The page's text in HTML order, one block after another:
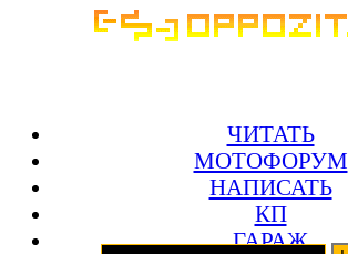
ЧИТАТЬ
МОТОФОРУМ
НАПИСАТЬ
КП
ГАРАЖ